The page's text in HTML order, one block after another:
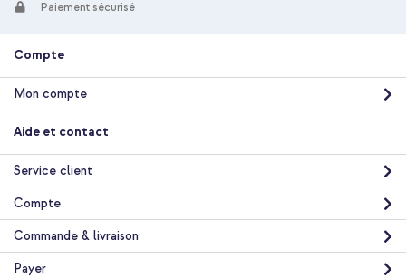
Cercle Magnétique Inclus - Grille de ventilation - Noir
Livraison gratuite 56,18 €
gratuite
Paiement sécurisé
Compte
Mon compte
Aide et contact
Service client
Compte
Commande & livraison
Payer